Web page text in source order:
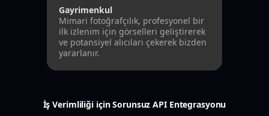
Gayrimenkul
Mimari fotoğrafçılık, profesyonel bir
ilk izlenim için görselleri geliştirerek
ve potansiyel alıcıları çekerek bizden
yararlanır.
İş Verimliliği için Sorunsuz API Entegrasyonu